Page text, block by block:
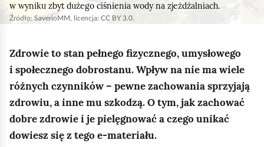
a
o
r
o
d
e
k
w
w wyniku zbyt dużego ciśnienia wody na zjeżdżalniach.
Źródło: SaverioMM, licencja: CC BY 3.0.
Zdrowie to stan pełnego fizycznego, umysłowego
i społecznego dobrostanu. Wpływ na nie ma wiele
różnych czynników – pewne zachowania sprzyjają
zdrowiu, a inne mu szkodzą. O tym, jak zachować
dobre zdrowie i je pielęgnować a czego unikać
dowiesz się z tego e‑materiału.